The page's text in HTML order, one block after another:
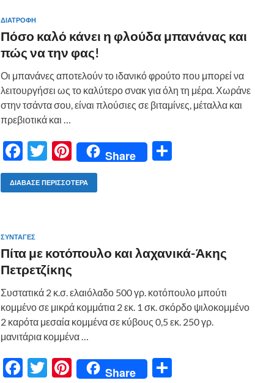
o
o
k
τε
ε
ΔΙΑΤΡΟΦΗ
Πόσο καλό κάνει η φλούδα μπανάνας και
πώς να την φας!
Οι μπανάνες αποτελούν το ιδανικό φρούτο που μπορεί να
λειτουργήσει ως το καλύτερο σνακ για όλη τη μέρα. Χωράνε
στην τσάντα σου, είναι πλούσιες σε βιταμίνες, μέταλλα και
πρεβιοτικά και …
F
ac
e
o
o
k
T
w
itt
Pi
nt
er
Share
τε
ε
ΔΙΆΒΑΣΕ ΠΕΡΙΣΣΌΤΕΡΑ
ΣΥΝΤΑΓΕΣ
Πίτα με κοτόπουλο και λαχανικά-Άκης
Πετρετζίκης
Συστατικά 2 κ.σ. ελαιόλαδο 500 γρ. κοτόπουλο μπούτι
κομμένο σε μικρά κομμάτια 2 εκ. 1 σκ. σκόρδο ψιλοκομμένο
2 καρότα μεσαία κομμένα σε κύβους 0,5 εκ. 250 γρ.
μανιτάρια κομμένα …
F
T
Pi
Share